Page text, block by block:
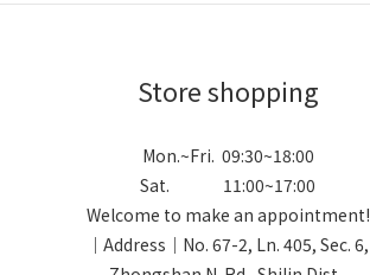
Store shopping
Mon.~Fri. 09:30~18:00
Sat. 11:00~17:00
Welcome to make an appointment!
｜Address｜No. 67-2, Ln. 405, Sec. 6,